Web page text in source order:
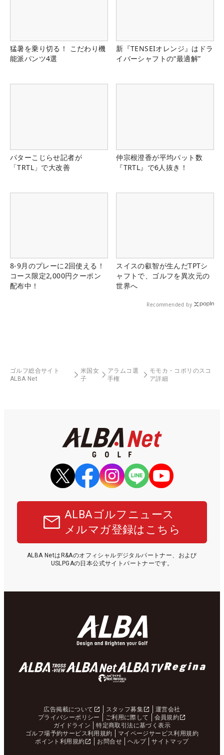
猛暑を乗り切る！ こだわり機
能派パンツ4選
新『TENSEIオレンジ』はドラ
イバーシャフトの“最適解”
パターこじらせ記者が
「TRTL」で大改善
仲宗根澄香が平均パット数
『TRTL』で6人抜き！
8-9月のプレーに2回使える！
コース限定2,000円クーポン
配布中！
スイスの叡智が生んだTPTシ
ャフトで、ゴルフを異次元の
世界へ
Recommended by
ゴルフ総合サイト
ALBA Net
米国女
子
アラムコ選
手権
モモカ・コボリのスコ
ア詳細
ALBAゴルフニュース
メルマガ登録はこちら
ALBA NetはR&Aのオフィシャルデジタルパートナー、および
USLPGAの日本公式サイトパートナーです。
広告掲載について スタッフ募集
運営会社
プライバシーポリシー
ご利用に際して
会員規約
ガイドライン
特定商取引法に基づく表示
ゴルフ場予約サービス利用規約
マイページサービス利用規約
ポイント利用規約
お問合せ ヘルプ サイトマップ